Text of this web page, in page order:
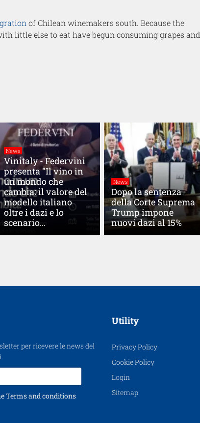
of Chilean winemakers south. Because the
little else to eat have begun consuming grapes and
News
Vinitaly - Federvini
presenta "Il vino in
un mondo che
cambia: il valore del
modello italiano
oltre i dazi e lo
scenario...
News
Dopo la sentenza
della Corte Suprema
Trump impone
nuovi dazi al 15%
per ricevere le news del
Terms and conditions
Utility
Privacy Policy
Cookie Policy
Login
Sitemap